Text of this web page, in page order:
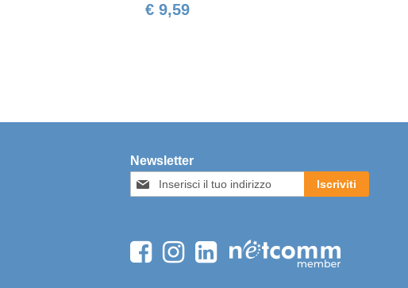
€ 9,59
Newsletter
Iscriviti
alla
Iscriviti